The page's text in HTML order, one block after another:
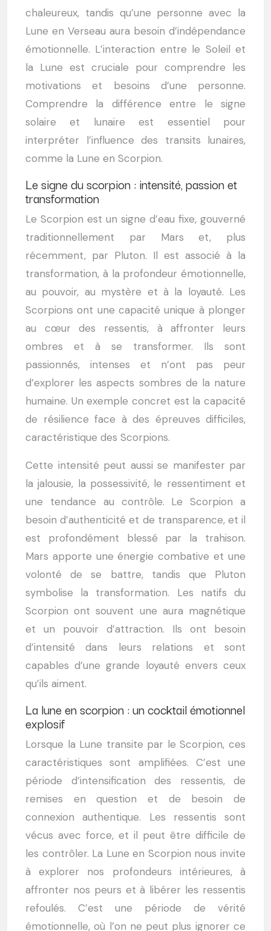
chaleureux, tandis qu’une personne avec la
Lune en Verseau aura besoin d’indépendance
émotionnelle. L’interaction entre le Soleil et
la Lune est cruciale pour comprendre les
motivations et besoins d’une personne.
Comprendre la différence entre le signe
solaire et lunaire est essentiel pour
interpréter l’influence des transits lunaires,
comme la Lune en Scorpion.
Le signe du scorpion : intensité, passion et
transformation
Le Scorpion est un signe d’eau fixe, gouverné
traditionnellement par Mars et, plus
récemment, par Pluton. Il est associé à la
transformation, à la profondeur émotionnelle,
au pouvoir, au mystère et à la loyauté. Les
Scorpions ont une capacité unique à plonger
au cœur des ressentis, à affronter leurs
ombres et à se transformer. Ils sont
passionnés, intenses et n’ont pas peur
d’explorer les aspects sombres de la nature
humaine. Un exemple concret est la capacité
de résilience face à des épreuves difficiles,
caractéristique des Scorpions.
Cette intensité peut aussi se manifester par
la jalousie, la possessivité, le ressentiment et
une tendance au contrôle. Le Scorpion a
besoin d’authenticité et de transparence, et il
est profondément blessé par la trahison.
Mars apporte une énergie combative et une
volonté de se battre, tandis que Pluton
symbolise la transformation. Les natifs du
Scorpion ont souvent une aura magnétique
et un pouvoir d’attraction. Ils ont besoin
d’intensité dans leurs relations et sont
capables d’une grande loyauté envers ceux
qu’ils aiment.
La lune en scorpion : un cocktail émotionnel
explosif
Lorsque la Lune transite par le Scorpion, ces
caractéristiques sont amplifiées. C’est une
période d’intensification des ressentis, de
remises en question et de besoin de
connexion authentique. Les ressentis sont
vécus avec force, et il peut être difficile de
les contrôler. La Lune en Scorpion nous invite
à explorer nos profondeurs intérieures, à
affronter nos peurs et à libérer les ressentis
refoulés. C’est une période de vérité
émotionnelle, où l’on ne peut plus ignorer ce